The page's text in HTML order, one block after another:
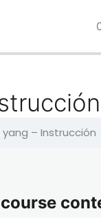
– Instrucción